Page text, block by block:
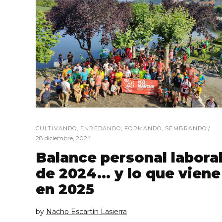
CULTIVANDO, ENREDANDO, FORMANDO, SEMBRANDO
28 diciembre, 2024
Balance personal
de 2024… y lo que viene
en 2025
by Nacho Escartín Lasierra